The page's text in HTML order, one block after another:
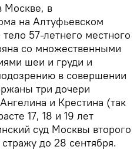
Москве, в
на Алтуфьевском
57-летнего местного
со множественными
шеи и груди и
в совершении
три дочери
и Крестина (так
17, 18 и 19 лет
суд Москвы второго
до 28 сентября.